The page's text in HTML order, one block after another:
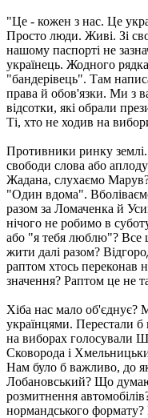
"Це - кожен з нас. Це
Просто люди. Живі. Зі
нашому паспорті не
українець. Жодного
"бандерівець". Там
права й обов'язки. Ми з
відсотки, які обрали
Ті, хто не ходив на
Противники ринку
свободи слова або
Жадана, слухаємо
"Один вдома".
разом за Ломаченка й
нічого не робимо в
або "я тебя люблю"? Все
жити далі разом?
раптом хтось переконав
значення? Раптом це не
Хіба нас мало об'єднує?
українцями. Перестали б
на виборах голосували
Сковорода і
Нам було б важливо, до
Лобановський? Що
розмитнення
нормандського